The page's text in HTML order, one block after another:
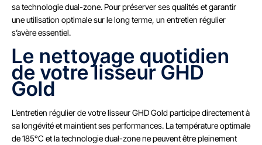
sa technologie dual-zone. Pour préserver ses qualités et garantir
une utilisation optimale sur le long terme, un entretien régulier
s’avère essentiel.
Le nettoyage quotidien
de votre lisseur GHD
Gold
L’entretien régulier de votre lisseur GHD Gold participe directement à
sa longévité et maintient ses performances. La température optimale
de 185°C et la technologie dual-zone ne peuvent être pleinement